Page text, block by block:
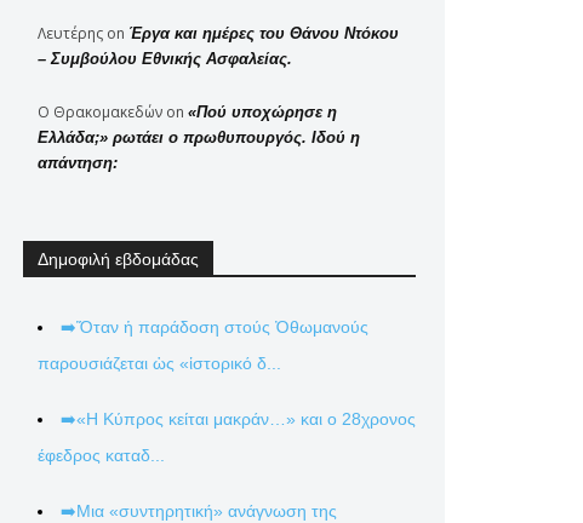
Λευτέρης on Έργα και ημέρες του Θάνου Ντόκου
– Συμβούλου Εθνικής Ασφαλείας.
Ο Θρακομακεδών on «Πού υποχώρησε η
Ελλάδα;» ρωτάει ο πρωθυπουργός. Ιδού η
απάντηση:
Δημοφιλή εβδομάδας
➡️Ὅταν ἡ παράδοση στούς Ὀθωμανούς
παρουσιάζεται ὡς «ἱστορικό δ...
➡️«Η Κύπρος κείται μακράν…» και ο 28χρονος
έφεδρος καταδ...
➡️Μια «συντηρητική» ανάγνωση της